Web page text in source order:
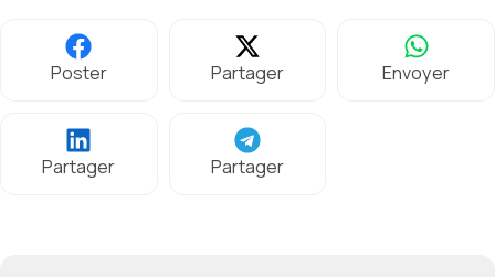
Poster Partager Envoyer
Partager Partager